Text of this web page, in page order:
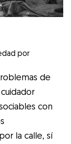
por
de
con
la calle, sí